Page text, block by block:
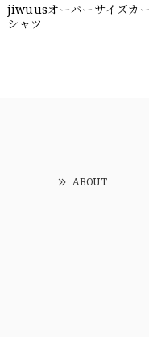
jiwuusオーバーサイズカ
シャツ
ABOUT